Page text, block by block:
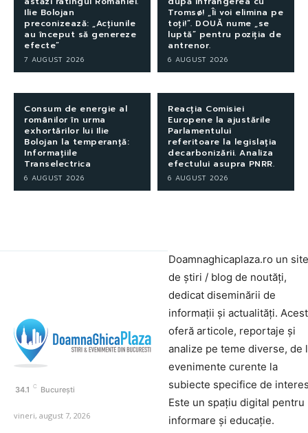
Ilie Bolojan
preconizează: „Acțiunile
au început să genereze
efecte”
7 AUGUST 2026
Tromsø! „Îi voi elimina pe
toți!”. DOUĂ nume „se
luptă” pentru poziția de
antrenor.
6 AUGUST 2026
Consum de energie al
românilor în urma
exhortărilor lui Ilie
Bolojan la temperanță:
Informațiile
Transelectrica
6 AUGUST 2026
Reacția Comisiei
Europene la ajustările
Parlamentului
referitoare la legislația
decarbonizării. Analiza
efectului asupra PNRR.
6 AUGUST 2026
34.1 C București
vineri, august 7, 2026
Doamnaghicaplaza.ro un site
de știri / blog de noutăți,
dedicat diseminării de
informații și actualități.
oferă articole, reportaje și
analize pe teme diverse, de
evenimente curente la
subiecte specifice de
Este un spațiu digital pentru
informare și educație.